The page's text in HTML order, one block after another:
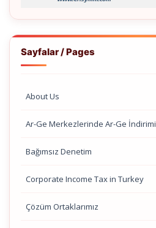
Sayfalar / Pages
About Us
Ar-Ge Merkezlerinde Ar-Ge İndirimi
Bağımsız Denetim
Corporate Income Tax in Turkey
Çözüm Ortaklarımız